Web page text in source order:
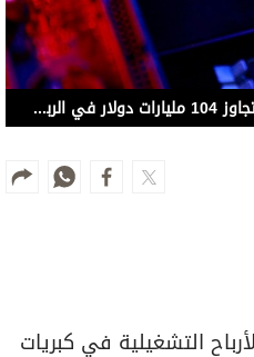
أرباح الشركات الكبرى الكورية تتجاوز 104 مليارات دولار في الربع الأول
التشغيلية في كبريات